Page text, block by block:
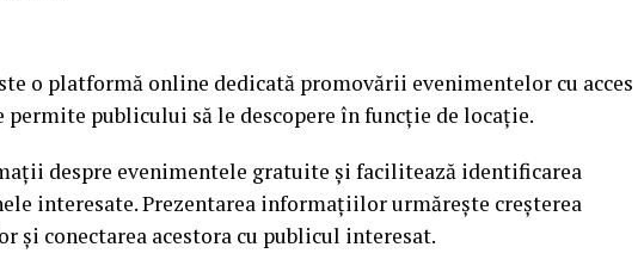
o platformă online dedicată promovării evenimentelor cu acces
permite publicului să le descopere în funcție de locație.
despre evenimentele gratuite și facilitează identificarea
interesate. Prezentarea informațiilor urmărește creșterea
conectarea acestora cu publicul interesat.